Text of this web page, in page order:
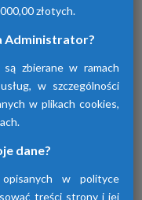
złotych.
Administrator?
zbierane w ramach
w szczególności
w plikach cookies,
dane?
w polityce
treści strony i jej